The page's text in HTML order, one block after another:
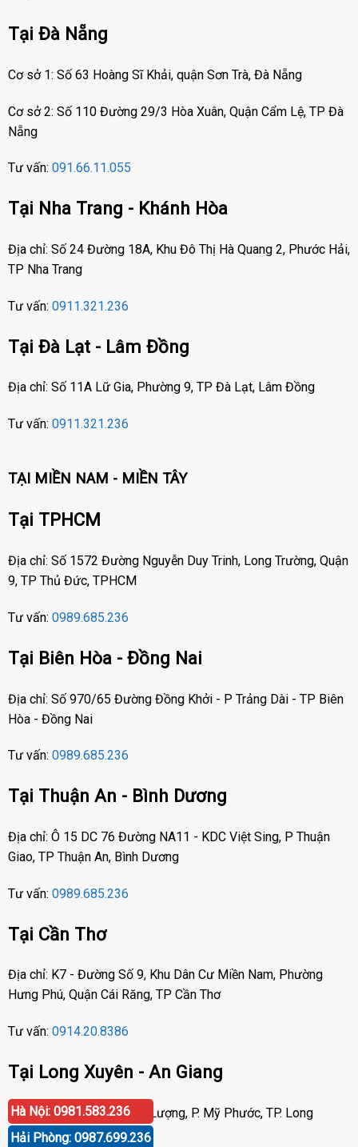
Tại Đà Nẵng
Cơ sở 1: Số 63 Hoàng Sĩ Khải, quận Sơn Trà, Đà Nẵng
Cơ sở 2: Số 110 Đường 29/3 Hòa Xuân, Quận Cẩm Lệ, TP Đà
Nẵng
Tư vấn: 091.66.11.055
Tại Nha Trang - Khánh Hòa
Địa chỉ: Số 24 Đường 18A, Khu Đô Thị Hà Quang 2, Phước Hải,
TP Nha Trang
Tư vấn: 0911.321.236
Tại Đà Lạt - Lâm Đồng
Địa chỉ: Số 11A Lữ Gia, Phường 9, TP Đà Lạt, Lâm Đồng
Tư vấn: 0911.321.236
TẠI MIỀN NAM - MIỀN TÂY
Tại TPHCM
Địa chỉ: Số 1572 Đường Nguyễn Duy Trinh, Long Trường, Quận
9, TP Thủ Đức, TPHCM
Tư vấn: 0989.685.236
Tại Biên Hòa - Đồng Nai
Địa chỉ: Số 970/65 Đường Đồng Khởi - P Trảng Dài - TP Biên
Hòa - Đồng Nai
Tư vấn: 0989.685.236
Tại Thuận An - Bình Dương
Địa chỉ: Ô 15 DC 76 Đường NA11 - KDC Việt Sing, P Thuận
Giao, TP Thuận An, Bình Dương
Tư vấn: 0989.685.236
Tại Cần Thơ
Địa chỉ: K7 - Đường Số 9, Khu Dân Cư Miền Nam, Phường
Hưng Phú, Quận Cái Răng, TP Cần Thơ
Tư vấn: 0914.20.8386
Tại Long Xuyên - An Giang
Địa chỉ: Số 417 Phạm Cự Lượng, P. Mỹ Phước, TP. Long
Xuyên, An Giang
Hà Nội: 0981.583.236
Hải Phòng: 0987.699.236